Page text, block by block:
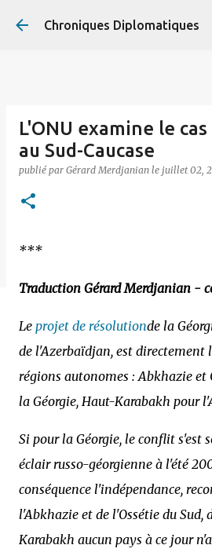
Accéder au contenu
Chroniques Diplomatiques
L'ONU examine le
au Sud-Caucase
publié par Gérard Merdjanian le juillet 02,
***
Traduction Gérard Merdjanian -
Le projet de résolutionde la
de l'Azerbaïdjan, est directement
régions autonomes : Abkhazie et
la Géorgie, Haut-Karabakh pour
Si pour la Géorgie, le conflit s'est
éclair russo-géorgienne à l'été
conséquence l'indépendance,
l'Abkhazie et de l'Ossétie du Sud,
Karabakh aucun pays à ce jour